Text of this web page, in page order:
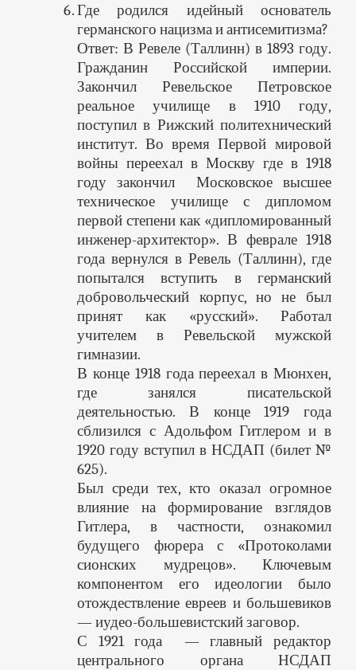
Где родился идейный основатель
германского нацизма и антисемитизма?
Ответ: В Ревеле (Таллинн) в 1893 году.
Гражданин Российской империи.
Закончил Ревельское Петровское
реальное училище в 1910 году,
поступил в Рижский политехнический
институт. Во время Первой мировой
войны переехал в Москву где в 1918
году закончил Московское высшее
техническое училище с дипломом
первой степени как «дипломированный
инженер-архитектор». В феврале 1918
года вернулся в Ревель (Таллинн), где
попытался вступить в германский
добровольческий корпус, но не был
принят как «русский». Работал
учителем в Ревельской мужской
гимназии.
В конце 1918 года переехал в Мюнхен,
где занялся писательской
деятельностью. В конце 1919 года
сблизился с Адольфом Гитлером и в
1920 году вступил в НСДАП (билет №
625).
Был среди тех, кто оказал огромное
влияние на формирование взглядов
Гитлера, в частности, ознакомил
будущего фюрера с «Протоколами
сионских мудрецов». Ключевым
компонентом его идеологии было
отождествление евреев и большевиков
— иудео-большевистский заговор.
С 1921 года — главный редактор
центрального органа НСДАП